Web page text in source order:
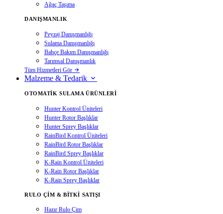
Ağaç Taşıma
DANIŞMANLIK
Peyzaj Danışmanlığı
Sulama Danışmanlığı
Bahçe Bakım Danışmanlığı
Tarımsal Danışmanlık
Tüm Hizmetleri Gör
Malzeme & Tedarik
OTOMATIK SULAMA ÜRÜNLERI
Hunter Kontrol Üniteleri
Hunter Rotor Başlıklar
Hunter Sprey Başlıklar
RainBird Kontrol Üniteleri
RainBird Rotor Başlıklar
RainBird Sprey Başlıklar
K-Rain Kontrol Üniteleri
K-Rain Rotor Başlıklar
K-Rain Sprey Başlıklar
RULO ÇIM & BITKI SATIŞI
Hazır Rulo Çim